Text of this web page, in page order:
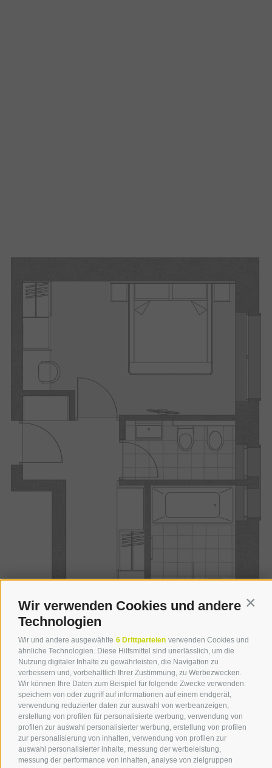
Wir verwenden Cookies und andere
Technologien
Wir und andere ausgewählte 6 Drittparteien verwenden Cookies und
ähnliche Technologien. Diese Hilfsmittel sind unerlässlich, um die
Nutzung digitaler Inhalte zu gewährleisten, die Navigation zu
verbessern und, vorbehaltlich Ihrer Zustimmung, zu Werbezwecken.
Wir können Ihre Daten zum Beispiel für folgende Zwecke verwenden:
speichern von oder zugriff auf informationen auf einem endgerät,
verwendung reduzierter daten zur auswahl von werbeanzeigen,
erstellung von profilen für personalisierte werbung, verwendung von
profilen zur auswahl personalisierter werbung, erstellung von profilen
zur personalisierung von inhalten, verwendung von profilen zur
auswahl personalisierter inhalte, messung der werbeleistung,
messung der performance von inhalten, analyse von zielgruppen